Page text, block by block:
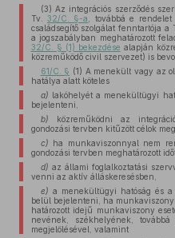
(3) Az integrációs szerződés
Tv. 32/C. §-a
, továbbá e
családsegítő szolgálat fenntartója a
a jogszabályban meghatározott
32/C. § (1) bekezdése alapján
közreműködő civil szervezet) is
61/C. § (1) A menekült vagy az
hatálya alatt köteles
a) lakóhelyét a menekültügyi
bejelenteni,
b) közreműködni az
gondozási tervben kitűzött célok
c) ha munkaviszonnyal nem
gondozási tervben meghatározott
d) az állami foglalkoztatási
venni az aktív álláskeresésben,
e) a menekültügyi hatóság és a
belül bejelenteni, ha
határozott idejű munkaviszony
nevének, székhelyének,
megjelölésével, valamint